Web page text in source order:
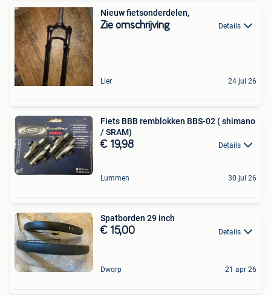
Nieuw fietsonderdelen,
Zie omschrijving Details
Lier 24 jul 26
Fiets BBB remblokken BBS-02 ( shimano
/ SRAM)
€ 19,98 Details
Lummen 30 jul 26
Spatborden 29 inch
€ 15,00 Details
Dworp 21 apr 26